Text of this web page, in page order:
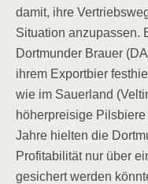
damit, ihre
Situation anzupassen.
Dortmunder Brauer
ihrem Exportbier
wie im Sauerland
höherpreisige Pilsbiere
Jahre hielten die
Profitabilität nur über
gesichert werden